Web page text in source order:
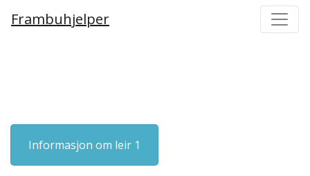
Main Navigation
Frambuhjelper
Informasjon om leir 1